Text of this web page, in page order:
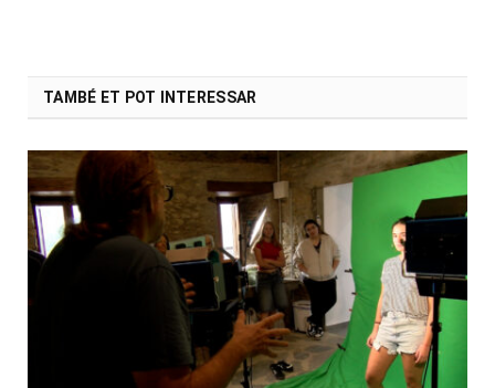
TAMBÉ ET POT INTERESSAR